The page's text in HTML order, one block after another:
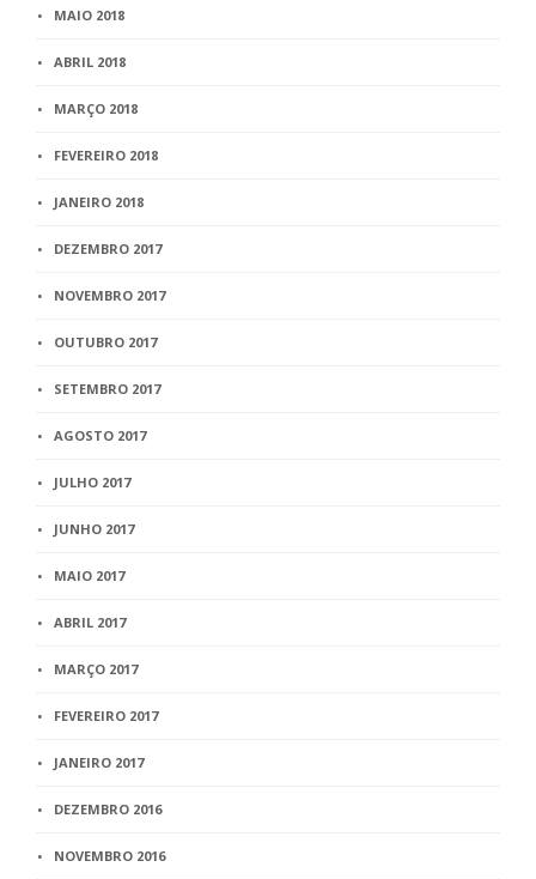
MAIO 2018
ABRIL 2018
MARÇO 2018
FEVEREIRO 2018
JANEIRO 2018
DEZEMBRO 2017
NOVEMBRO 2017
OUTUBRO 2017
SETEMBRO 2017
AGOSTO 2017
JULHO 2017
JUNHO 2017
MAIO 2017
ABRIL 2017
MARÇO 2017
FEVEREIRO 2017
JANEIRO 2017
DEZEMBRO 2016
NOVEMBRO 2016